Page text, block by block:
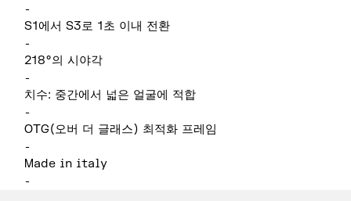
-
S1에서 S3로 1초 이내 전환
-
218°의 시야각
-
치수: 중간에서 넓은 얼굴에 적합
-
OTG(오버 더 글래스) 최적화 프레임
-
Made in italy
-